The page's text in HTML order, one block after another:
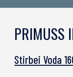
PRIMUSS
Stirbei Voda